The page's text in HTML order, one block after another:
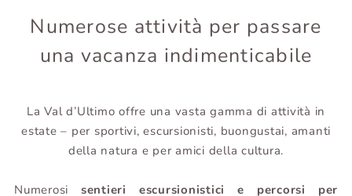
Numerose attività per passare
una vacanza indimenticabile
La Val d’Ultimo offre una vasta gamma di attività in
estate – per sportivi, escursionisti, buongustai, amanti
della natura e per amici della cultura.
Numerosi sentieri escursionistici e percorsi per